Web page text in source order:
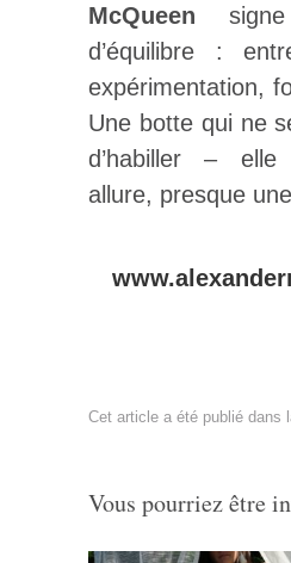
McQueen
d’équilibre :
expérimentation,
Une botte qui ne
d’habiller –
allure, presque
Cet article a été publié dans
Vous pourriez être